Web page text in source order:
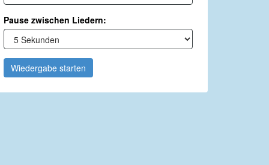
Pause zwischen Liedern:
Wiedergabe starten